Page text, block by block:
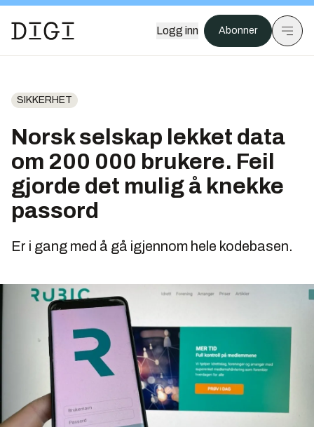
Logg inn Abonner
SIKKERHET
Norsk selskap lekket data
om 200 000 brukere. Feil
gjorde det mulig å knekke
passord
Er i gang med å gå igjennom hele kodebasen.